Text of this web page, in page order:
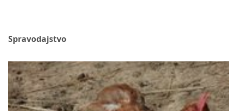
Spravodajstvo